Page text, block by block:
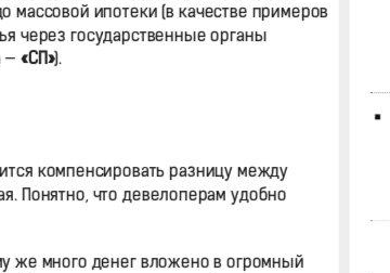
массовой ипотеки (в качестве примеров
через государственные органы
— «СП»).
компенсировать разницу между
Понятно, что девелоперам удобно
же много денег вложено в огромный